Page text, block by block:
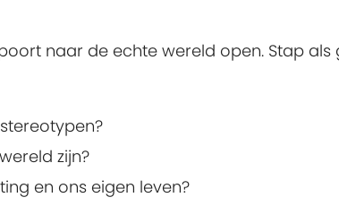
naar de echte wereld open. Stap
zijn?
en ons eigen leven?